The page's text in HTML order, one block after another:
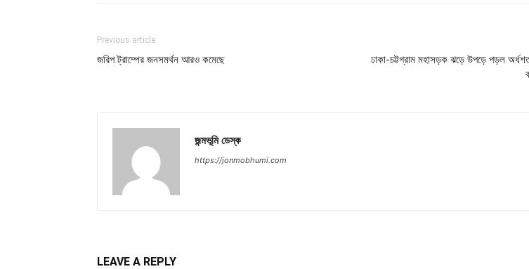
Previous article
জরিপ ট্রাম্পের জনসমর্থন আরও কমেছে
ঢাকা-চট্টগ্রাম মহাসড়ক ঝড়ে উপড়ে পড়ল
জন্মভূমি ডেস্ক
https://jonmobhumi.com
LEAVE A REPLY